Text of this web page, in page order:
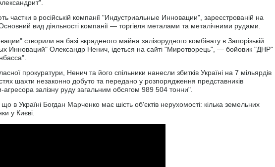
в російській компанії "Индустриальные Инновации", зареєстрованій на
вид діяльності компанії — торгівля металами та металічними рудами.
створили на базі вкраденого майна залізорудного комбінату в Запорізькій
Инноваций" Олександр Ненич, ідеться на сайті "Миротворець", — бойовик "ДНР"
прокуратури, Ненич та його спільники нанесли збитків Україні на 7 мільярдів
шахти незаконно добуто та передано у розпорядження представників
агресора залізну руду загальним обсягом 989 504 тонни".
що в Україні Богдан Марченко має шість об'єктів нерухомості: кілька земельних
у Києві.